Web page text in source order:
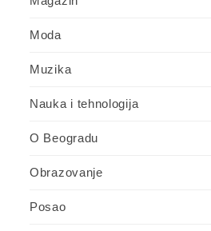
Moda
Muzika
Nauka i tehnologija
O Beogradu
Obrazovanje
Posao